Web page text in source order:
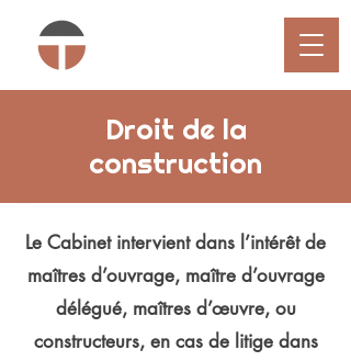
Droit de la
construction
Le Cabinet intervient dans l’intérêt de
maîtres d’ouvrage, maître d’ouvrage
délégué, maîtres d’œuvre, ou
constructeurs, en cas de litige dans